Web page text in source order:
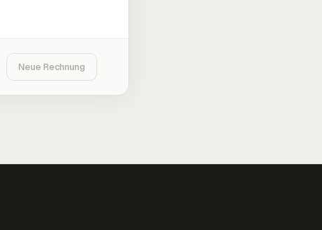
Neue Rechnung